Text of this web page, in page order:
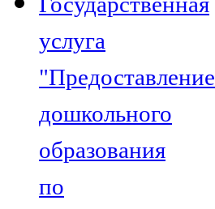
услуга
"Предоставление
дошкольного
образования
по